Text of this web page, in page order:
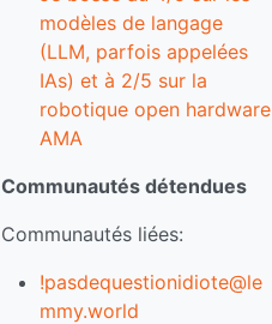
modèles de langage
(LLM, parfois appelées
IAs) et à 2/5 sur la
robotique open hardware
AMA
Communautés détendues
Communautés liées:
!pasdequestionidiote@le
mmy.world